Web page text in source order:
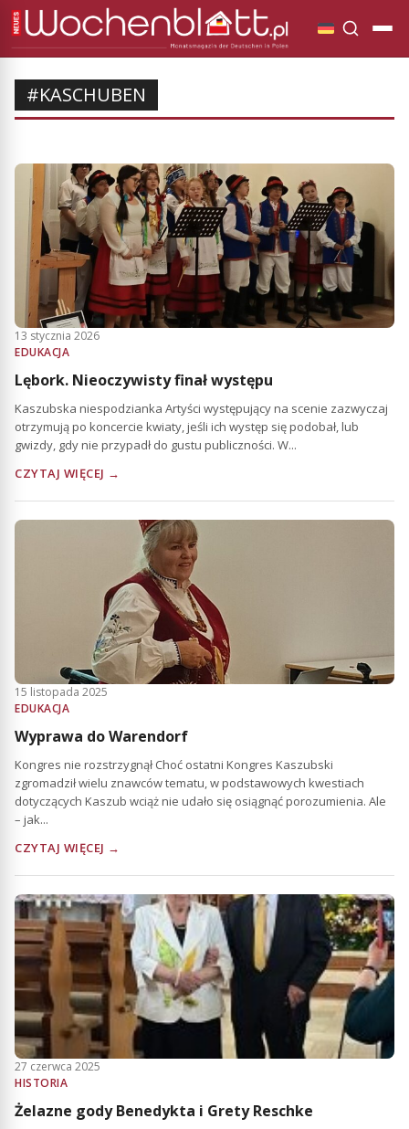
#KASCHUBEN
13 stycznia 2026
EDUKACJA
Lębork. Nieoczywisty finał występu
Kaszubska niespodzianka Artyści występujący na scenie zazwyczaj
otrzymują po koncercie kwiaty, jeśli ich występ się podobał, lub
gwizdy, gdy nie przypadł do gustu publiczności. W...
CZYTAJ WIĘCEJ →
15 listopada 2025
EDUKACJA
Wyprawa do Warendorf
Kongres nie rozstrzygnął Choć ostatni Kongres Kaszubski
zgromadził wielu znawców tematu, w podstawowych kwestiach
dotyczących Kaszub wciąż nie udało się osiągnąć porozumienia. Ale
– jak...
CZYTAJ WIĘCEJ →
27 czerwca 2025
HISTORIA
Żelazne gody Benedykta i Grety Reschke